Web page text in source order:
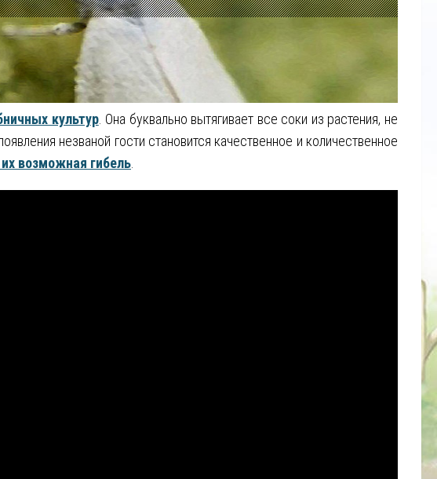
культур. Она буквально вытягивает все соки из растения, не
незваной гости становится качественное и количественное
возможная гибель